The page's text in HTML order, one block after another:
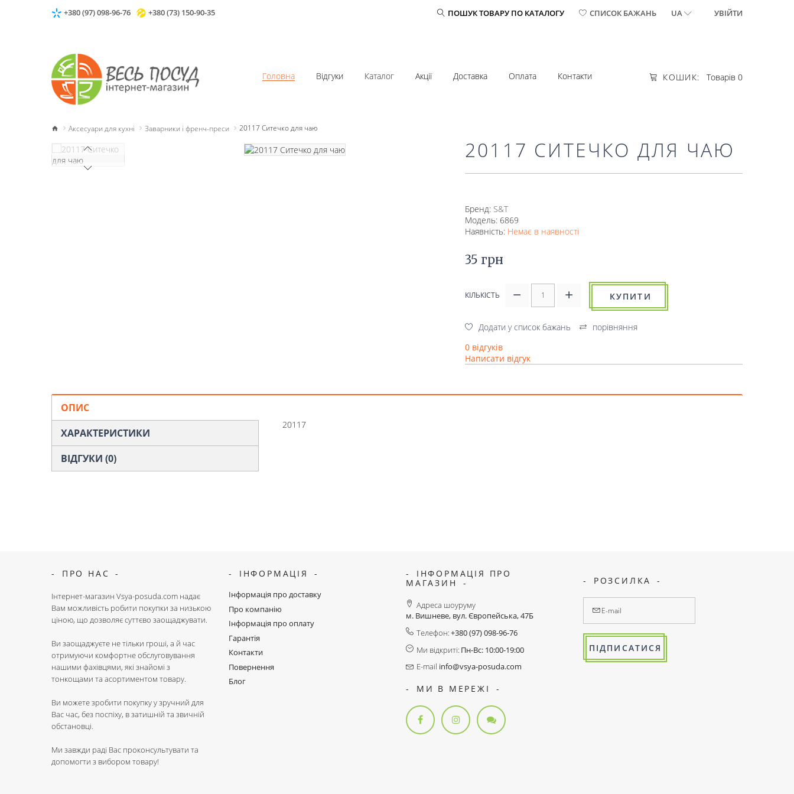
+380 (97) 098-96-76 +380 (73) 150-90-35 ПОШУК ТОВАРУ ПО КАТАЛОГУ СПИСОК БАЖАНЬ UA УВІЙТИ
КОШИК: Товарів 0
Головна Відгуки Каталог Акції Доставка Оплата Контакти
Аксесуари для кухні Заварники і френч-преси 20117 Ситечко для чаю
20117 СИТЕЧКО ДЛЯ ЧАЮ
Бренд: S&T
Модель: 6869
Наявність: Немає в наявності
35 грн
КІЛЬКІСТЬ КУПИТИ
Додати у список бажань
порівняння
0 відгуків
Написати відгук
ОПИС
ХАРАКТЕРИСТИКИ
ВІДГУКИ (0)
20117
ПРО НАС
Інтернет-магазин Vsya-posuda.com надає
Вам можливість робити покупки за низькою
ціною, що дозволяє суттєво заощаджувати.
Ви заощаджуєте не тільки гроші, а й час
отримуючи комфортне обслуговування
нашими фахівцями, які знайомі з
тонкощами та асортиментом товару.
Ви можете зробити покупку у зручний для
Вас час, без поспіху, в затишній та звичній
обстановці.
Ми завжди раді Вас проконсультувати та
допомогти з вибором товару!
ІНФОРМАЦІЯ
Інформація про доставку
Про компанію
Інформація про оплату
Гарантія
Контакти
Повернення
Блог
ІНФОРМАЦІЯ ПРО
МАГАЗИН
Адреса шоуруму
м. Вишневе, вул. Європейська, 47Б
Телефон:+380 (97) 098-96-76
Ми відкриті: Пн-Вс: 10:00-19:00
E-mail info@vsya-posuda.com
МИ В МЕРЕЖІ
РОЗСИЛКА
ПІДПИСАТИСЯ